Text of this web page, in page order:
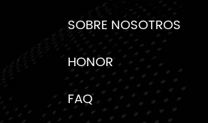
SOBRE NOSOTROS
HONOR
FAQ